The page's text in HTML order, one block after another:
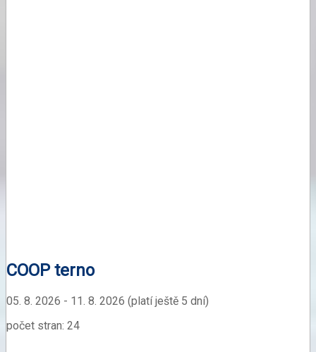
COOP terno
05. 8. 2026 - 11. 8. 2026 (platí ještě 5 dní)
počet stran: 24